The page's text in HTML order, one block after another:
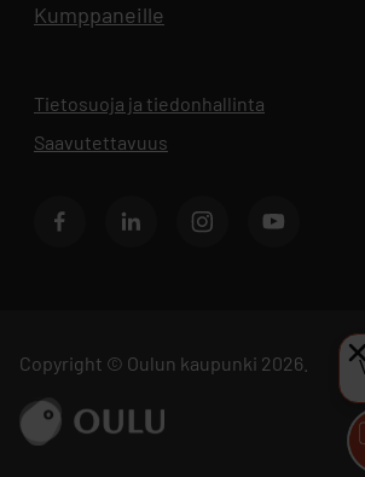
Kumppaneille
Tietosuoja ja tiedonhallinta
Saavutettavuus
FacebookLinkedIn InstagramYoutube
Copyright © Oulun kaupunki 2026.
Siirry sivustolle ouka.fi